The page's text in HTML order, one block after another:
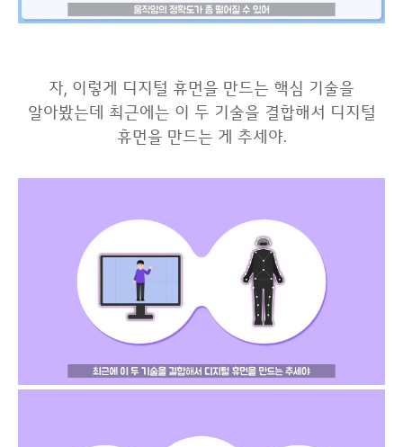
자, 이렇게 디지털 휴먼을 만드는 핵심 기술을
알아봤는데 최근에는 이 두 기술을 결합해서 디지털
휴먼을 만드는 게 추세야.